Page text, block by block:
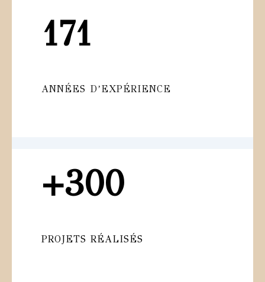
171
ANNÉES DʼEXPÉRIENCE
+300
PROJETS RÉALISÉS